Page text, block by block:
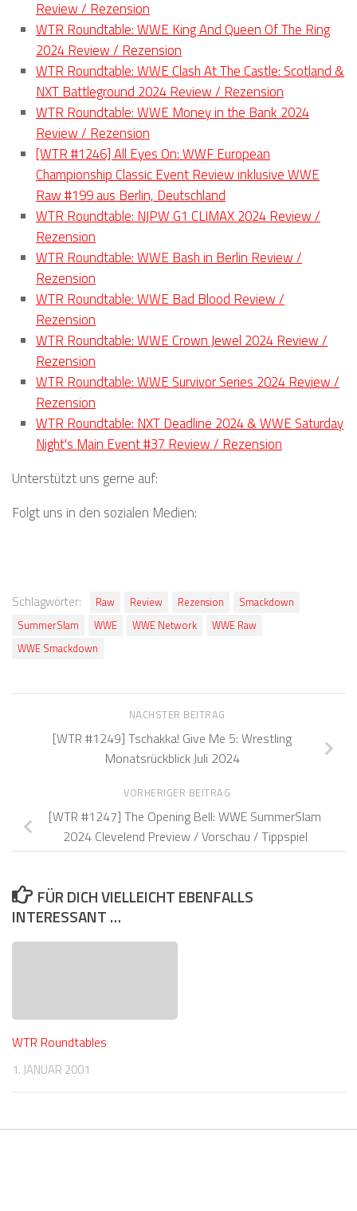
Review / Rezension
WTR Roundtable: WWE King And Queen Of The Ring
2024 Review / Rezension
WTR Roundtable: WWE Clash At The Castle: Scotland &
NXT Battleground 2024 Review / Rezension
WTR Roundtable: WWE Money in the Bank 2024
Review / Rezension
[WTR #1246] All Eyes On: WWF European
Championship Classic Event Review inklusive WWE
Raw #199 aus Berlin, Deutschland
WTR Roundtable: NJPW G1 CLIMAX 2024 Review /
Rezension
WTR Roundtable: WWE Bash in Berlin Review /
Rezension
WTR Roundtable: WWE Bad Blood Review /
Rezension
WTR Roundtable: WWE Crown Jewel 2024 Review /
Rezension
WTR Roundtable: WWE Survivor Series 2024 Review /
Rezension
WTR Roundtable: NXT Deadline 2024 & WWE Saturday
Night's Main Event #37 Review / Rezension
Unterstützt uns gerne auf:
Folgt uns in den sozialen Medien:
Schlagwörter: Raw Review Rezension
Smackdown
SummerSlam
WWE WWE Network
WWE Raw
WWE Smackdown
NÄCHSTER BEITRAG
[WTR #1249] Tschakka! Give Me 5: Wrestling
Monatsrückblick Juli 2024
VORHERIGER BEITRAG
[WTR #1247] The Opening Bell: WWE SummerSlam
2024 Clevelend Preview / Vorschau / Tippspiel
FÜR DICH VIELLEICHT EBENFALLS
INTERESSANT …
WTR Roundtables
1. JANUAR 2001